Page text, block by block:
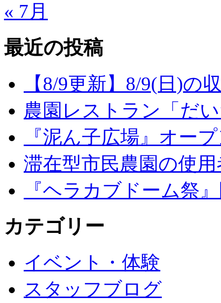
« 7月
最近の投稿
【8/9更新】8/9(日)の
農園レストラン「だ
『泥ん子広場』オー
滞在型市民農園の使
『ヘラカブドーム祭
カテゴリー
イベント・体験
スタッフブログ